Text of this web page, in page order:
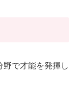
野で才能を発揮し